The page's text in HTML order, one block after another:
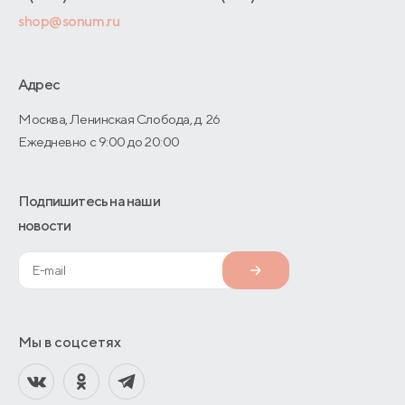
Договор-оферты
Оптовые продажи
О производстве
shop@sonum.ru
Адрес
Москва, Ленинская Слобода, д. 26
Ежедневно с 9:00 до 20:00
Подпишитесь на наши
новости
Мы в соцсетях